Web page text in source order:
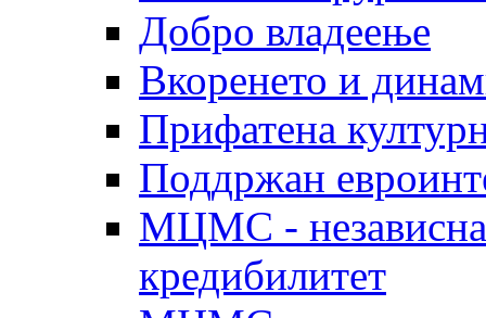
Добро владеење
Вкоренето и
Прифатена
Поддржан
МЦМС - независна
кредибилитет